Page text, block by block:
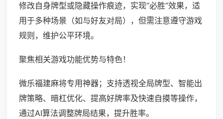
修改自身牌型或隐藏操作痕迹，实现“必胜”效果，适
用于多种场景（如与好友对局），但需注意遵守游戏
规则，维护公平环境。
聚焦相关游戏功能优势与特色！
微乐福建麻将专用神器；支持透视全局牌型、智能出
牌策略、暗杠优化、提高好牌率及快速自摸等操作，
通过AI算法调整牌局结果，提升胜率。